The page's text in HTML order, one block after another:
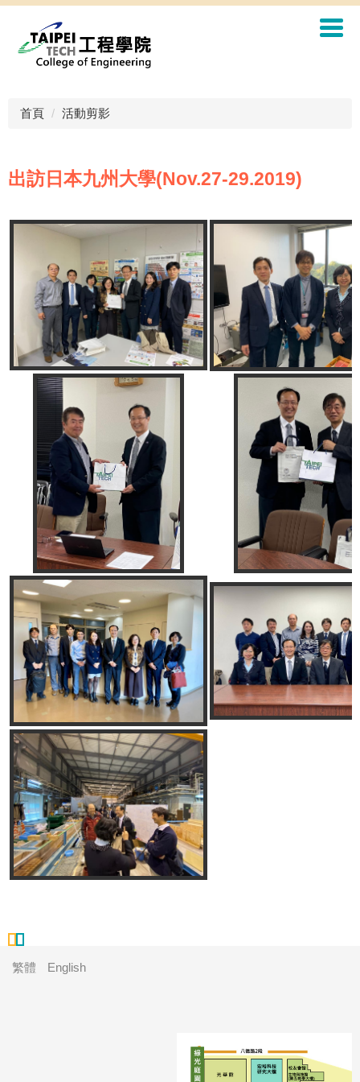
首頁 活動剪影
出訪日本九州大學(Nov.27-29.2019)
繁體 English